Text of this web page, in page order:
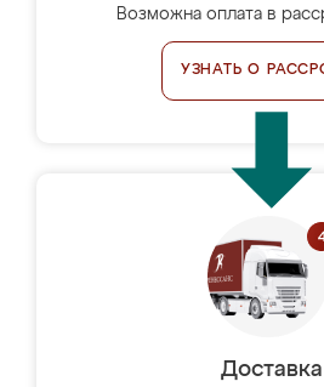
Возможна оплата в
УЗНАТЬ О
Доставка